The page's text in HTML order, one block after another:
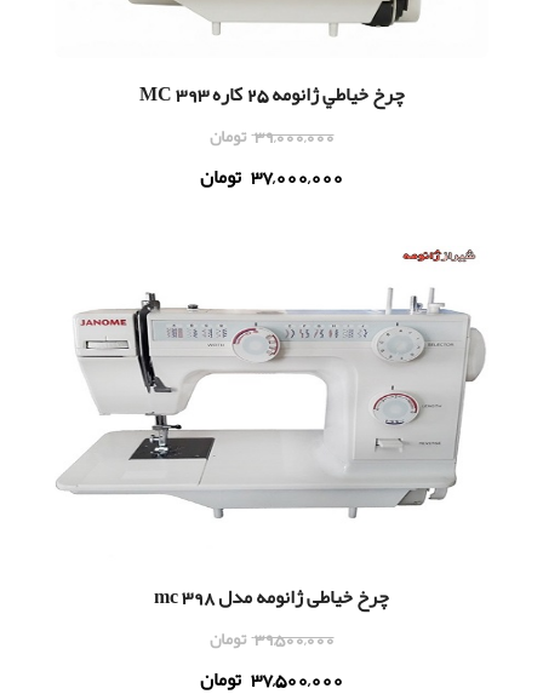
چرخ خياطي ژانومه 25 كاره 393 MC
39,000,000 تومان
37,000,000 تومان
چرخ خیاطی ژانومه مدل mc 398
39,500,000 تومان
37,500,000 تومان